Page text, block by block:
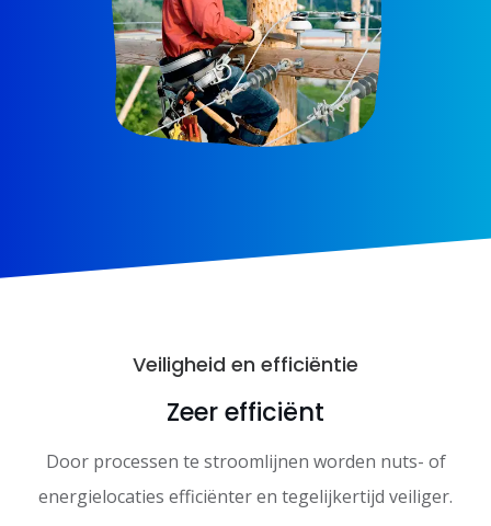
Veiligheid en efficiëntie
Zeer efficiënt
Door processen te stroomlijnen worden nuts- of
energielocaties efficiënter en tegelijkertijd veiliger.